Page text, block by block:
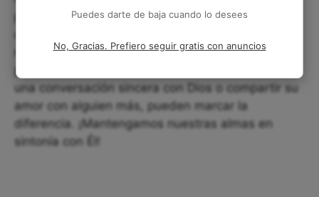
perfectos, sino de estar atentos a nuestras
nuestra fe. Entonces, ¿qué estás haciendo hoy
para cultivar ese amor? Pequeños pasos, como
una conversación sincera con Dios o compartir su
amor con alguien más, pueden marcar la
diferencia. ¡Mantengamos nuestras almas en
sintonía con Él!
Puedes darte de baja cuando lo desees
No, Gracias. Prefiero seguir gratis con anuncios